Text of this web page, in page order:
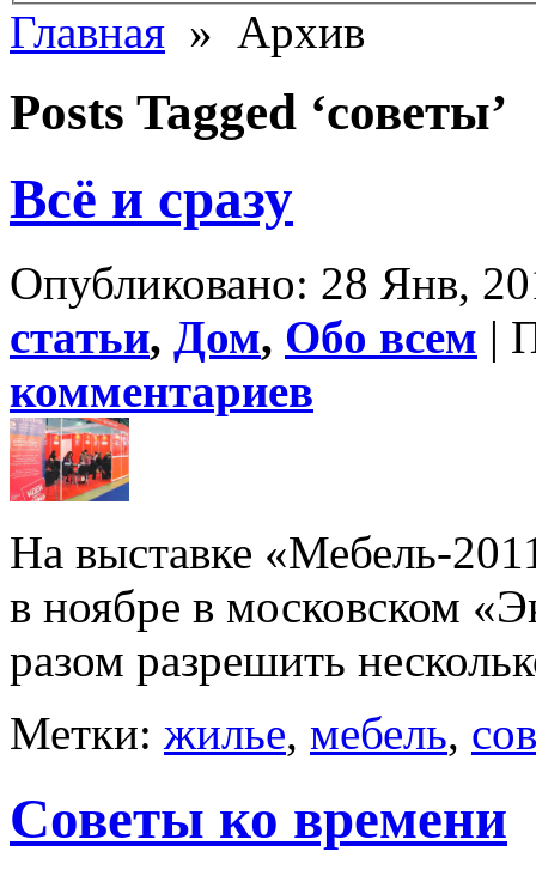
Главная » Архив
Posts Tagged ‘советы’
Всё и сразу
Опубликовано: 28 Янв,
статьи, Дом, Обо всем |
комментариев
На выставке «Мебель-
в ноябре в московском
разом разрешить
Метки: жилье, мебель,
Советы ко времени